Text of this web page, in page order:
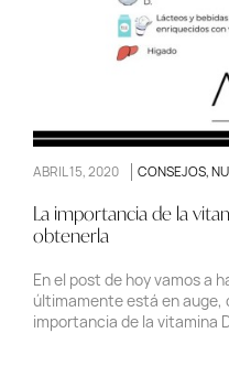
ABRIL 15, 2020 CONSEJOS,
La importancia de la
obtenerla
En el post de hoy vamos a
últimamente está en auge,
importancia de la vitamina